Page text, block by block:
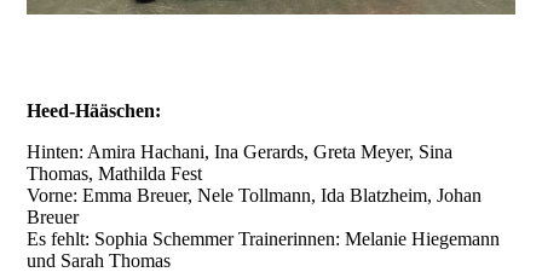
Heed-Hääschen:
Hinten: Amira Hachani, Ina Gerards, Greta Meyer, Sina
Thomas, Mathilda Fest
Vorne: Emma Breuer, Nele Tollmann, Ida Blatzheim, Johan
Breuer
Es fehlt: Sophia Schemmer Trainerinnen: Melanie Hiegemann
und Sarah Thomas